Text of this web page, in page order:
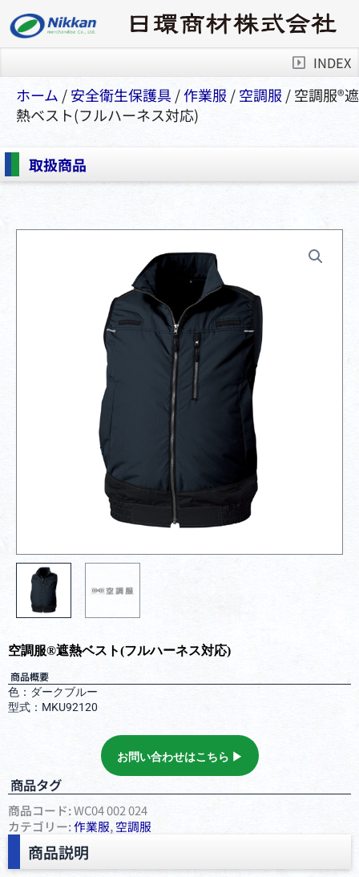
INDEX
ホーム /安全衛⽣保護具 /作業服 /空調服 / 空調服®︎遮
熱ベスト(フルハーネス対応)
取扱商品
空調服®︎遮熱ベスト(フルハーネス対応)
商品概要
色：ダークブルー
型式：MKU92120
お問い合わせはこちら ▶︎
商品タグ
商品コード:WC04 002 024
カテゴリー:作業服,空調服
商品説明